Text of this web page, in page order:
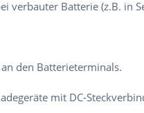
verbauter Batterie (z.B. in
den Batterieterminals.
mit DC-